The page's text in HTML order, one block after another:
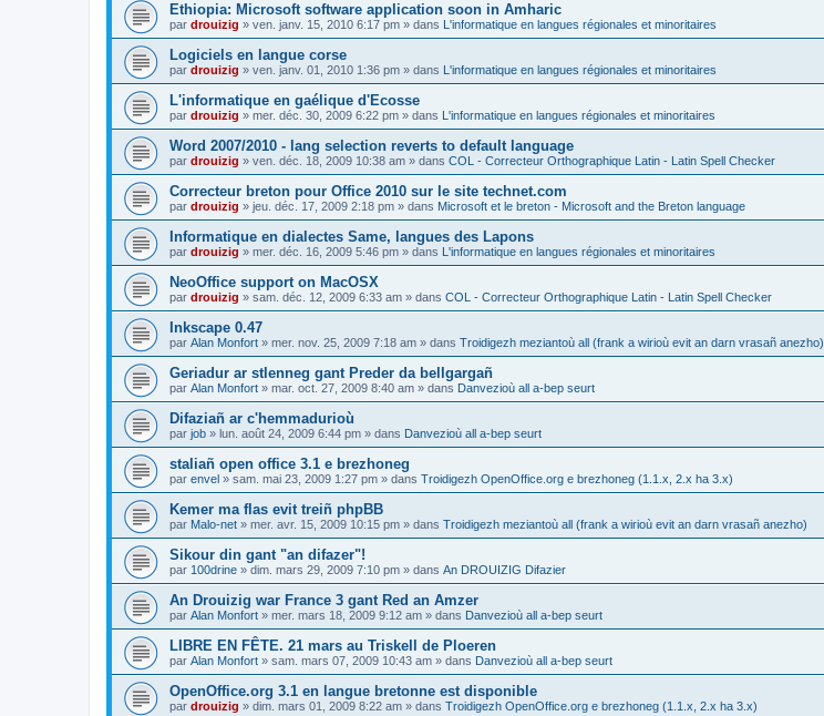
Ethiopia: Microsoft software application soon in Amharic
par drouizig » ven. janv. 15, 2010 6:17 pm » dans L'informatique en langues régionales et minoritaires
Logiciels en langue corse
par drouizig » ven. janv. 01, 2010 1:36 pm » dans L'informatique en langues régionales et minoritaires
L'informatique en gaélique d'Ecosse
par drouizig » mer. déc. 30, 2009 6:22 pm » dans L'informatique en langues régionales et minoritaires
Word 2007/2010 - lang selection reverts to default language
par drouizig » ven. déc. 18, 2009 10:38 am » dans COL - Correcteur Orthographique Latin - Latin Spell Checker
Correcteur breton pour Office 2010 sur le site technet.com
par drouizig » jeu. déc. 17, 2009 2:18 pm » dans Microsoft et le breton - Microsoft and the Breton language
Informatique en dialectes Same, langues des Lapons
par drouizig » mer. déc. 16, 2009 5:46 pm » dans L'informatique en langues régionales et minoritaires
NeoOffice support on MacOSX
par drouizig » sam. déc. 12, 2009 6:33 am » dans COL - Correcteur Orthographique Latin - Latin Spell Checker
Inkscape 0.47
par Alan Monfort » mer. nov. 25, 2009 7:18 am » dans Troidigezh meziantoù all (frank a wirioù evit an darn vrasañ anezho)
Geriadur ar stlenneg gant Preder da bellgargañ
par Alan Monfort » mar. oct. 27, 2009 8:40 am » dans Danvezioù all a-bep seurt
Difaziañ ar c'hemmadurioù
par job » lun. août 24, 2009 6:44 pm » dans Danvezioù all a-bep seurt
staliañ open office 3.1 e brezhoneg
par envel » sam. mai 23, 2009 1:27 pm » dans Troidigezh OpenOffice.org e brezhoneg (1.1.x, 2.x ha 3.x)
Kemer ma flas evit treiñ phpBB
par Malo-net » mer. avr. 15, 2009 10:15 pm » dans Troidigezh meziantoù all (frank a wirioù evit an darn vrasañ anezho)
Sikour din gant "an difazer"!
par 100drine » dim. mars 29, 2009 7:10 pm » dans An DROUIZIG Difazier
An Drouizig war France 3 gant Red an Amzer
par Alan Monfort » mer. mars 18, 2009 9:12 am » dans Danvezioù all a-bep seurt
LIBRE EN FÊTE. 21 mars au Triskell de Ploeren
par Alan Monfort » sam. mars 07, 2009 10:43 am » dans Danvezioù all a-bep seurt
OpenOffice.org 3.1 en langue bretonne est disponible
par drouizig » dim. mars 01, 2009 8:22 am » dans Troidigezh OpenOffice.org e brezhoneg (1.1.x, 2.x ha 3.x)